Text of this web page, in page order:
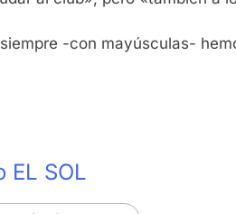
-con mayúsculas-
EL SOL